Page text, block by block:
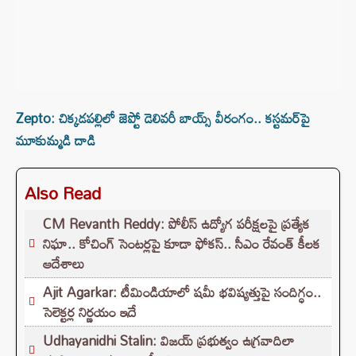
Zepto: చిక్కడపల్లిలో జెప్టో డెలివరీ బాయ్స్‌ వీరంగం.. కస్టమర్‌పై
మూకుమ్మడి దాడి
Also Read
CM Revanth Reddy: పోలీస్ ఉద్యోగ పరీక్షలపై ప్రత్యేక
నిఘా.. కోచింగ్ సెంటర్లపై కూడా ఫోకస్.. సీఎం రేవంత్ కీలక
ఆదేశాలు
Ajit Agarkar: టీమిండియాలో షమీ భవిష్యత్తుపై సందిగ్ధం..
సెలెక్టర్ల నిర్ణయం ఇదే
Udhayanidhi Stalin: విజయ్ ప్రభుత్వం ఉగ్రవాదిలా